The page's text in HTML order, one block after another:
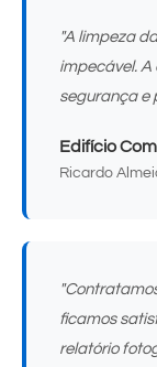
"A limpeza
impecável.
segurança e
Edifício
Ricardo
ficamos
relatório